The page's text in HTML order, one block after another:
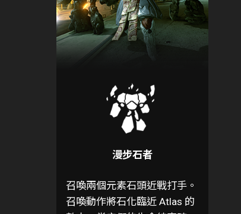
漫步石者
召喚兩個元素石頭近戰打手。
召喚動作將石化臨近 Atlas 的